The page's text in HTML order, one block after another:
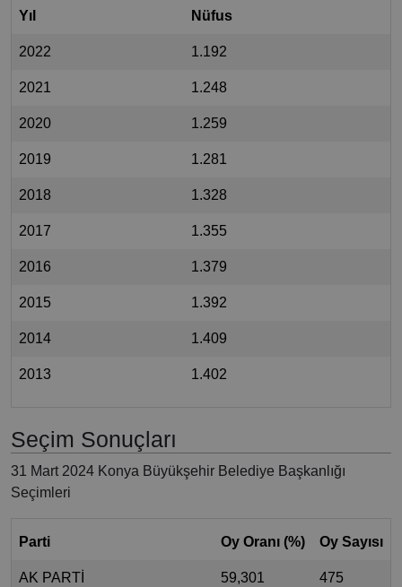
Yıl Nüfus
2022 1.192
2021 1.248
2020 1.259
2019 1.281
2018 1.328
2017 1.355
2016 1.379
2015 1.392
2014 1.409
2013 1.402
Seçim Sonuçları
31 Mart 2024 Konya Büyükşehir Belediye Başkanlığı
Seçimleri
Parti Oy Oranı (%) Oy Sayısı
AK PARTİ 59,301 475